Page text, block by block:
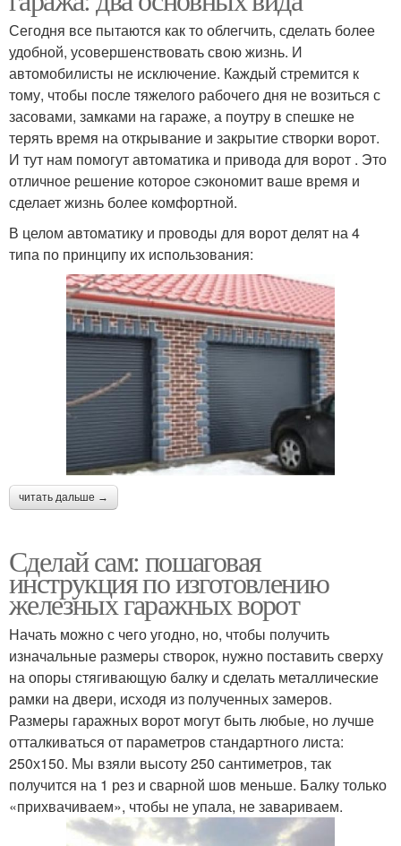
Сегодня все пытаются как то облегчить, сделать более
удобной, усовершенствовать свою жизнь. И
автомобилисты не исключение. Каждый стремится к
тому, чтобы после тяжелого рабочего дня не возиться с
засовами, замками на гараже, а поутру в спешке не
терять время на открывание и закрытие створки ворот.
И тут нам помогут автоматика и привода для ворот . Это
отличное решение которое сэкономит ваше время и
сделает жизнь более комфортной.
В целом автоматику и проводы для ворот делят на 4
типа по принципу их использования:
читать дальше →
Сделай сам: пошаговая
инструкция по изготовлению
железных гаражных ворот
Начать можно с чего угодно, но, чтобы получить
изначальные размеры створок, нужно поставить сверху
на опоры стягивающую балку и сделать металлические
рамки на двери, исходя из полученных замеров.
Размеры гаражных ворот могут быть любые, но лучше
отталкиваться от параметров стандартного листа:
250х150. Мы взяли высоту 250 сантиметров, так
получится на 1 рез и сварной шов меньше. Балку только
«прихвачиваем», чтобы не упала, не завариваем.